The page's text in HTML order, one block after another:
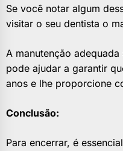
Se você notar algum
visitar o seu dentista o
A manutenção
pode ajudar a garantir
anos e lhe proporcione
Conclusão:
Para encerrar, é